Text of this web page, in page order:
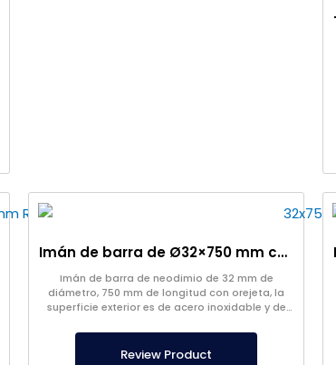
Imán de barra de Ø32×750 mm con orejeta – Diseño especial
Imán de barra de neodimio de 32 mm de
diámetro, 750 mm de longitud con orejeta, la
superficie exterior es de acero inoxidable y de
ver todos los imanes de barra.
Review Product